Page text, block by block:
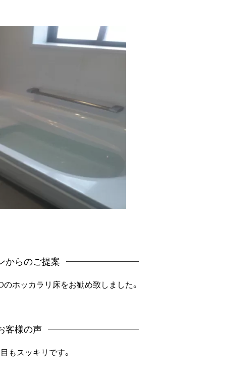
からのご提案
のホッカラリ床をお勧め致しました。
客様の声
もスッキリです。